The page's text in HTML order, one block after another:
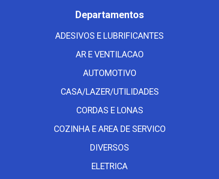
Departamentos
ADESIVOS E LUBRIFICANTES
AR E VENTILACAO
AUTOMOTIVO
CASA/LAZER/UTILIDADES
CORDAS E LONAS
COZINHA E AREA DE SERVICO
DIVERSOS
ELETRICA